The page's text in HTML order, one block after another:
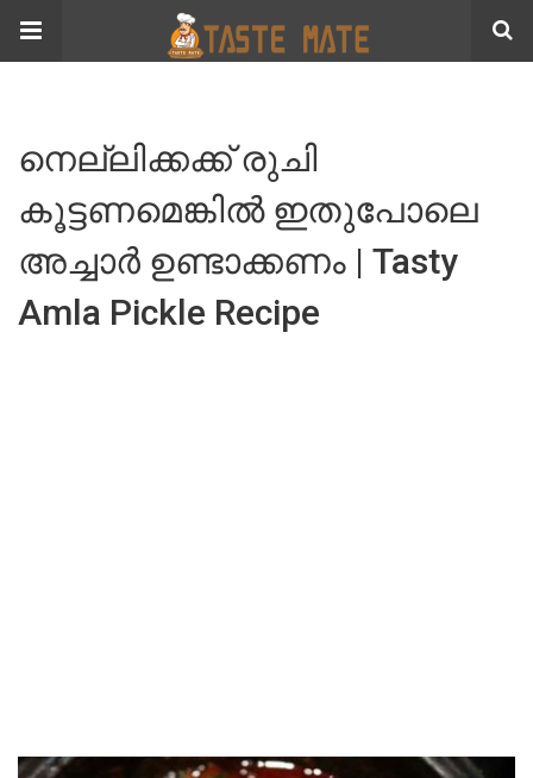
നെല്ലിക്കക്ക് രുചി
കൂട്ടണമെങ്കിൽ ഇതുപോലെ
അച്ചാർ ഉണ്ടാക്കണം | Tasty
Amla Pickle Recipe